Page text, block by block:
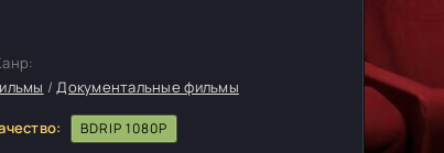
/Документальные фильмы
BDRIP 1080P